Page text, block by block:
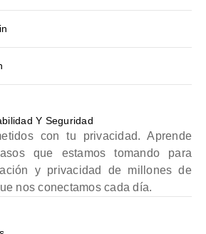
Y Seguridad
con tu privacidad. Aprende
que estamos tomando para
y privacidad de millones de
nos conectamos cada día.